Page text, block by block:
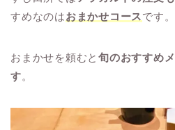
すめなのはおまかせコースです。
おまかせを頼むと旬のおすすめ
す。